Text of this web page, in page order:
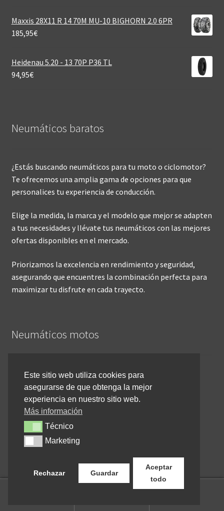
Maxxis 28X11 R 14 70M MU-10 BIGHORN 2.0 6PR
185,95€
Heidenau 5.20 - 13 70P P36 TL
94,95€
Neumáticos baratos
¿Estás buscando neumáticos para tu moto o ciclomotor?
Te ofrecemos una amplia gama de opciones para que
personalices tu experiencia de conducción.
Elige la medida, la marca y el modelo que mejor se adapten
a tus necesidades y llévate tus neumáticos con las mejores
ofertas disponibles en el mercado.
Priorizamos la excelencia en rendimiento y seguridad,
asegurando que encuentres la combinación perfecta para
maximizar tu disfrute en cada trayecto.
Neumáticos motos
Inicio
Cómo comprar online
Devoluciones y reembolsos
Cancelar pedido
Contacto
Este sitio web utiliza cookies para
asegurarse de que obtenga la mejor
experiencia en nuestro sitio web.
Más información
TécnicoTécnico
MarketingMarketing
Rechazar Guardar
Aceptar
todo